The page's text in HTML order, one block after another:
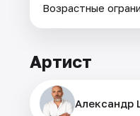
Возрастные
Артист
Александр